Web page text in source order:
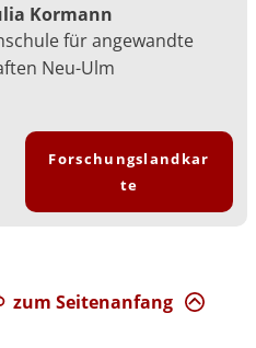
Kormann
für angewandte
Neu-Ulm
Forschungslandkar
te
zum Seitenanfang